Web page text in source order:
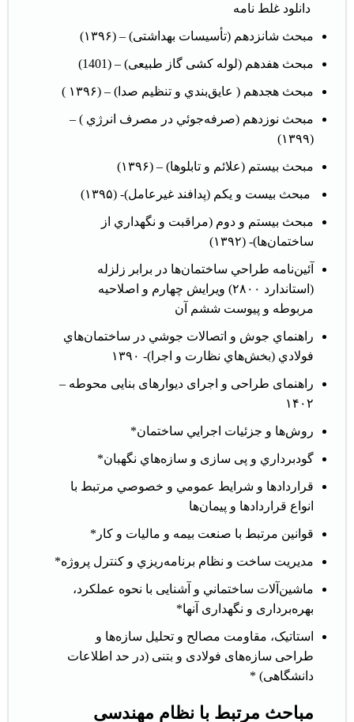
دانلود غلط نامه
مبحث شانزدهم (تأسیسات بهداشتی) – (۱۳۹۶)
مبحث هفدهم (لوله کشی گاز طبیعی) – (1401)
مبحث هجدهم ( عايق‌بندي و تنظيم صدا) – (۱۳۹۶ )
مبحث نوزدهم (صرفه‌جوئي در مصرف انرژي ) –
(۱۳۹۹)
مبحث بيستم (علائم و تابلوها) – (۱۳۹۶)
مبحث بيست و يکم (پدافند غيرعامل)- (۱۳۹۵)
مبحث بيستم و دوم (مراقبت و نگهداري از
ساختمان‌ها)- (۱۳۹۲)
آئين‌نامه طراحي ساختمان‌ها در برابر زلزله
(استاندارد ۲۸۰۰) ويرايش چهارم و
اصلاحیه
مربوطه و پیوست ششم آن
راهنماي جوش و اتصالات جوشي در ساختمان‌هاي
فولادي (بخش‌هاي نظارت و اجرا)- ۱۳۹۰
راهنمای طراحی و اجرای دیوارهای بنایی محوطه –
۱۴۰۲
روش‌ها و جزئيات اجرايي ساختمان*
گودبرداري و پی سازی و سازه‌هاي نگهبان*
قراردادها و شرايط عمومي و خصوصي مرتبط با
انواع قراردادها و پیمان‌ها
قوانين مرتبط با صنعت بيمه و ماليات و کار*
مديريت ساخت و نظام برنامه‌ريزي و كنترل پروژه*
ماشين‌آلات ساختماني و آشنایی با نحوه عملکرد،
بهره‌برداری و نگهداری آنها*
استاتیک، مقاومت مصالح و تحلیل سازه‌ها و
طراحی سازه‌های فولادی و بتنی (در حد اطلاعات
دانشگاهی) *
مباحث مرتبط با نظام مهندسی